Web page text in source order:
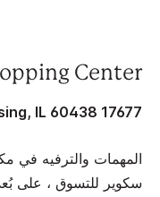
Center
17677 Torrence Ave, Lansing, IL 60438
المهمات والترفيه في
سكوير للتسوق ، على